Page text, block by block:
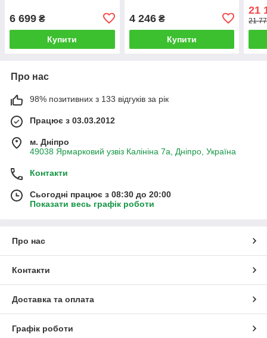
різання
6 699 ₴
Купити
4 246₴
Купити
21
21
Про нас
98% позитивних з 133 відгуків за рік
Працює з 03.03.2012
м. Дніпро
49038 Ярмарковий узвіз Калініна 7а, Дніпро, Україна
Контакти
Сьогодні працює з 08:30 до 20:00
Показати весь графік роботи
Про нас
Контакти
Доставка та оплата
Графік роботи